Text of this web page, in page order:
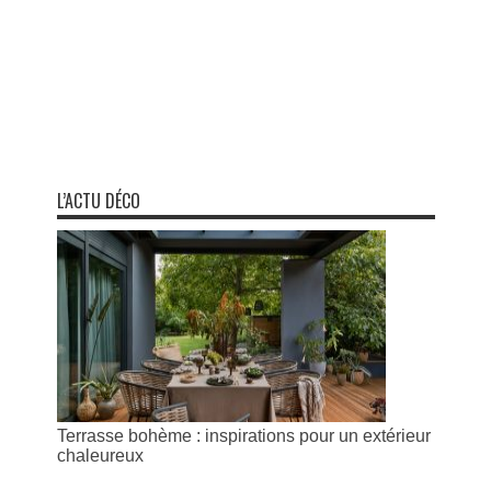
L’ACTU DÉCO
Terrasse bohème : inspirations pour un extérieur
chaleureux